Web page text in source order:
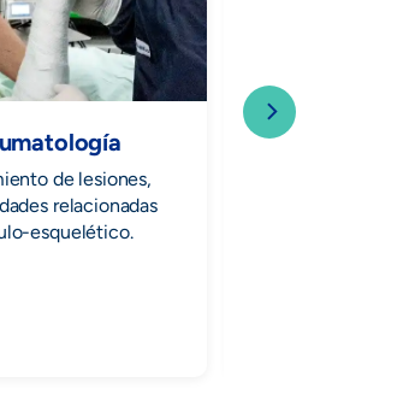
de lesiones,
relacionadas
esquelético.
Cirugía